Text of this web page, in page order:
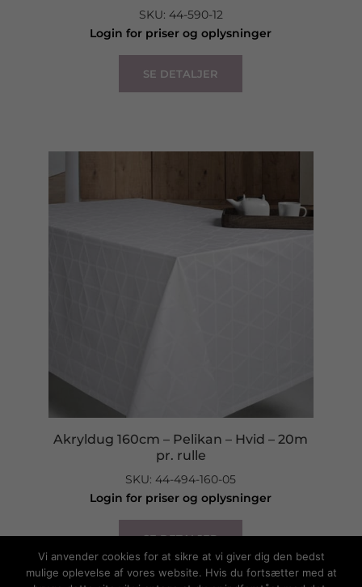
SKU: 44-590-12
Login for priser og oplysninger
SE DETALJER
Akryldug 160cm – Pelikan – Hvid – 20m
pr. rulle
SKU: 44-494-160-05
Login for priser og oplysninger
SE DETALJER
Vi anvender cookies for at sikre at vi giver dig den bedst
mulige oplevelse af vores website. Hvis du fortsætter med at